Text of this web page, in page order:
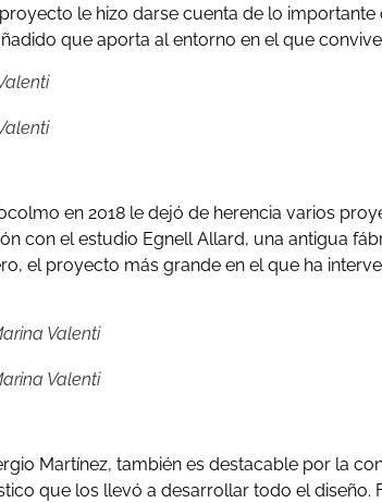
le hizo darse cuenta de lo
que aporta al entorno en el que
en 2018 le dejó de herencia varios
con el estudio Egnell Allard, una antigua
el proyecto más grande en el que ha
Valenti
Valenti
Martínez, también es destacable por la
que los llevó a desarrollar todo el diseño.